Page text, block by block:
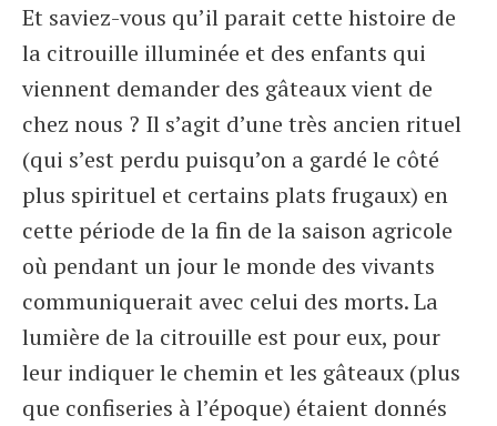
Et saviez-vous qu’il parait cette histoire de
la citrouille illuminée et des enfants qui
viennent demander des gâteaux vient de
chez nous ? Il s’agit d’une très ancien rituel
(qui s’est perdu puisqu’on a gardé le côté
plus spirituel et certains plats frugaux) en
cette période de la fin de la saison agricole
où pendant un jour le monde des vivants
communiquerait avec celui des morts. La
lumière de la citrouille est pour eux, pour
leur indiquer le chemin et les gâteaux (plus
que confiseries à l’époque) étaient donnés